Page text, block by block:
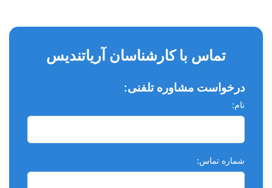
تماس با کارشناسان آریاتندیس
درخواست مشاوره تلفنی:
نام:
شماره تماس: